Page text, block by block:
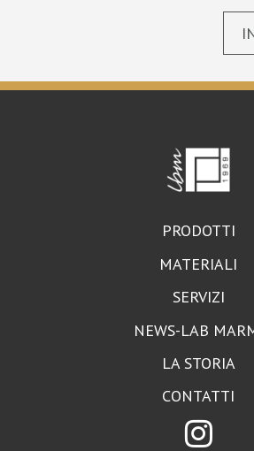
PRODOTTI
MATERIALI
SERVIZI
NEWS-LAB
LA STORIA
CONTATTI